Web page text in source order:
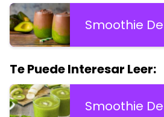
Smoothie
Te Puede Interesar Leer:
Smoothie